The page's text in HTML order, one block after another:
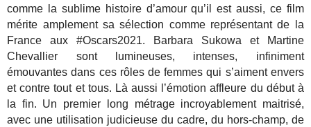
comme la sublime histoire d’amour qu’il est aussi, ce film
mérite amplement sa sélection comme représentant de la
France aux #Oscars2021. Barbara Sukowa et Martine
Chevallier sont lumineuses, intenses, infiniment
émouvantes dans ces rôles de femmes qui s’aiment envers
et contre tout et tous. Là aussi l’émotion affleure du début à
la fin. Un premier long métrage incroyablement maitrisé,
avec une utilisation judicieuse du cadre, du hors-champ, de